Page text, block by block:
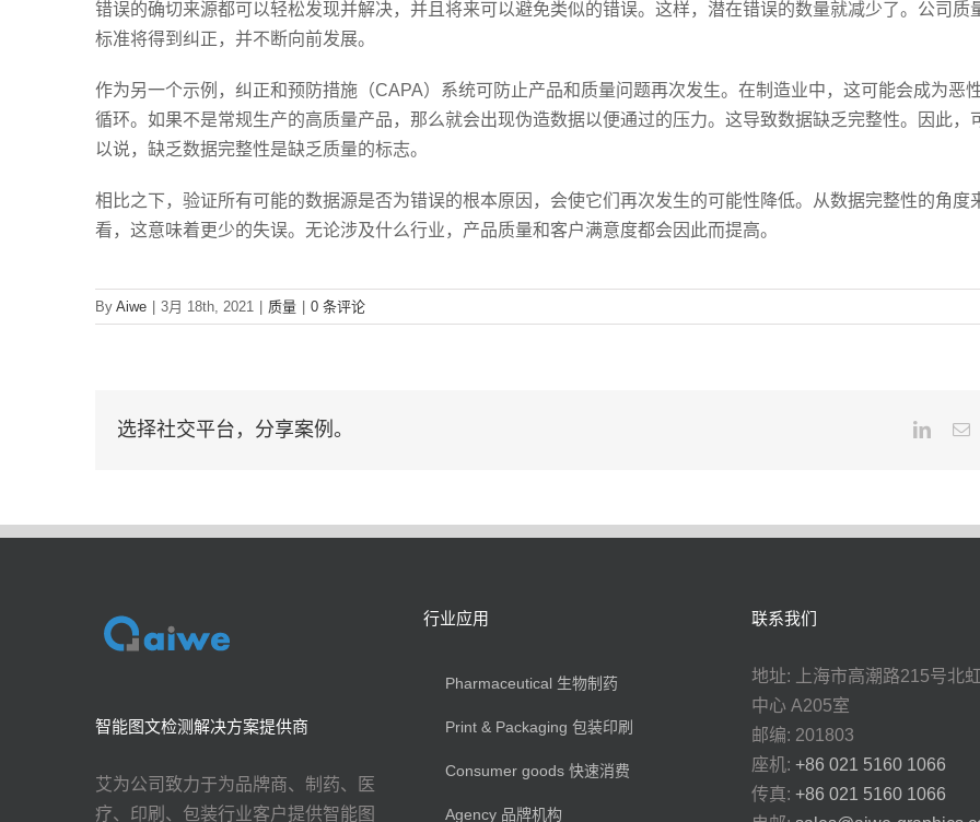
错误的确切来源都可以轻松发现并解决，并且将来可以避免类似的错误。这样，潜在错误的数量就减少了。公司质
标准将得到纠正，并不断向前发展。
作为另一个示例，纠正和预防措施（CAPA）系统可防止产品和质量问题再次发生。在制造业中，这可能会成为恶
循环。如果不是常规生产的高质量产品，那么就会出现伪造数据以便通过的压力。这导致数据缺乏完整性。因此，
以说，缺乏数据完整性是缺乏质量的标志。
相比之下，验证所有可能的数据源是否为错误的根本原因，会使它们再次发生的可能性降低。从数据完整性的角度
看，这意味着更少的失误。无论涉及什么行业，产品质量和客户满意度都会因此而提高。
By Aiwe 3月 18th, 2021 质量 0 条评论
选择社交平台，分享案例。
智能图文检测解决方案提供商
艾为公司致力于为品牌商、制药、医
疗、印刷、包装行业客户提供智能图
行业应用
Pharmaceutical 生物制药
Print & Packaging 包装印刷
Consumer goods 快速消费
Agency 品牌机构
联系我们
地址: 上海市高潮路215号北
中心 A205室
邮编: 201803
座机: +86 021 5160 1066
传真: +86 021 5160 1066